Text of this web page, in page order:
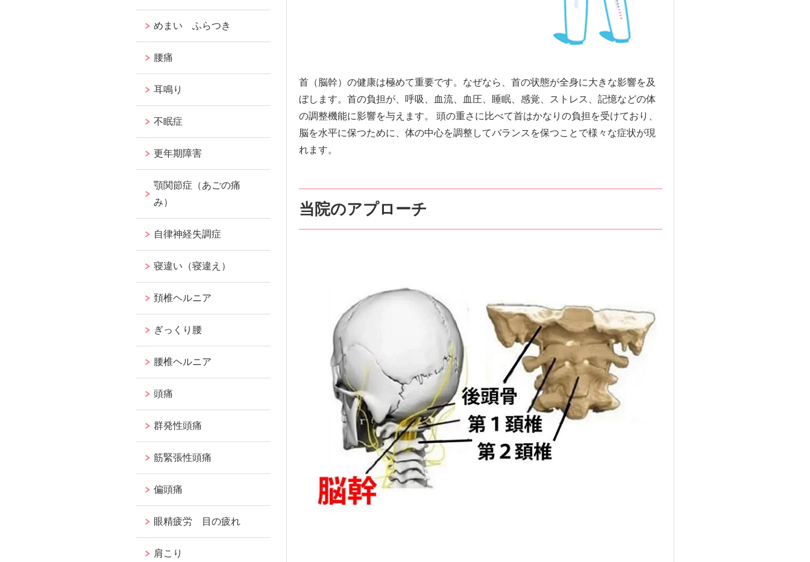
首（脳幹）の健康は極めて重要です。なぜなら、首の状態が全身に大きな影響を及
ぼします。首の負担が、呼吸、血流、血圧、睡眠、感覚、ストレス、記憶などの体
の調整機能に影響を与えます。 頭の重さに比べて首はかなりの負担を受けており、
脳を水平に保つために、体の中心を調整してバランスを保つことで様々な症状が現
れます。
当院のアプローチ
めまい ふらつき
腰痛
耳鳴り
不眠症
更年期障害
顎関節症（あごの痛
み）
自律神経失調症
寝違い（寝違え）
頚椎ヘルニア
ぎっくり腰
腰椎ヘルニア
頭痛
群発性頭痛
筋緊張性頭痛
偏頭痛
眼精疲労 目の疲れ
肩こり